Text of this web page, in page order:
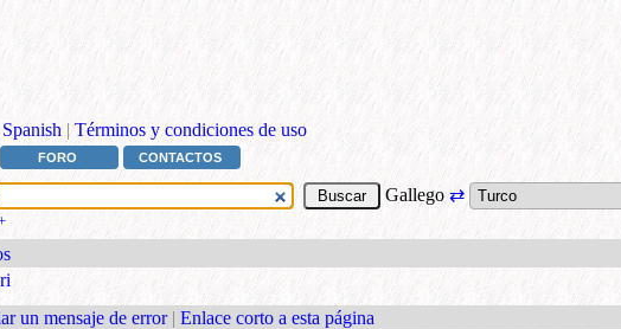
Spanish | Términos y condiciones de uso
FORO CONTACTOS
Gallego ⇄
un mensaje de error | Enlace corto a esta página